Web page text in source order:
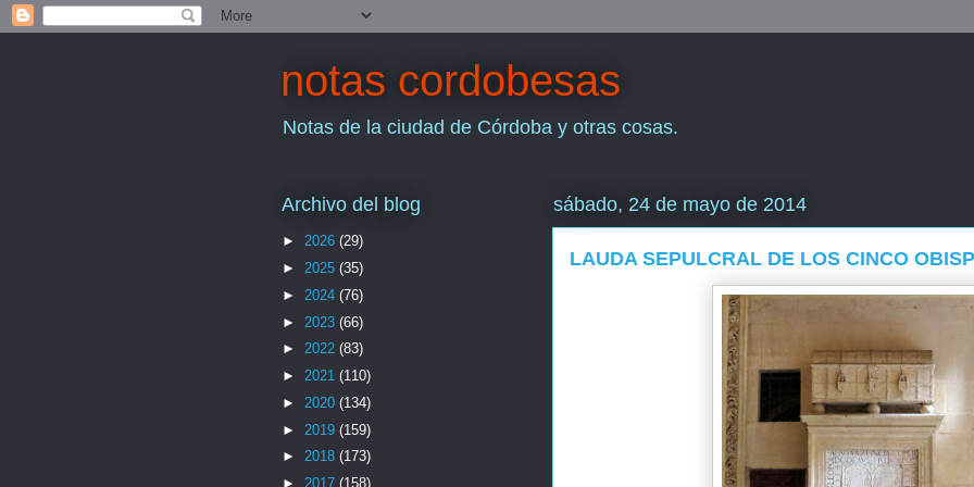
notas cordobesas
Notas de la ciudad de Córdoba y otras cosas.
sábado, 24 de mayo de 2014
LAUDA SEPULCRAL DE LOS CINCO
Archivo del blog
► 2026 (29)
► 2025 (35)
► 2024 (76)
► 2023 (66)
► 2022 (83)
► 2021 (110)
► 2020 (134)
► 2019 (159)
► 2018 (173)
► 2017 (158)